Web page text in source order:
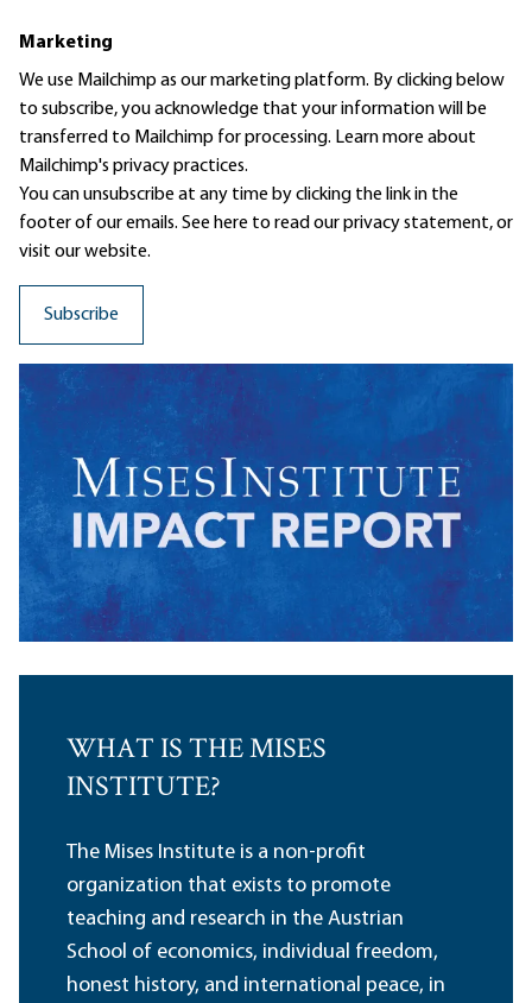
Marketing
We use Mailchimp as our marketing platform. By clicking below
to subscribe, you acknowledge that your information will be
transferred to Mailchimp for processing. Learn moreabout
Mailchimp's privacy practices.
You can unsubscribe at any time by clicking the link in the
footer of our emails. See here to read ourprivacy statement, or
visit our website.
WHAT IS THE MISES
INSTITUTE?
The Mises Institute is a non-profit
organization that exists to promote
teaching and research in the Austrian
School of economics, individual freedom,
honest history, and international peace, in